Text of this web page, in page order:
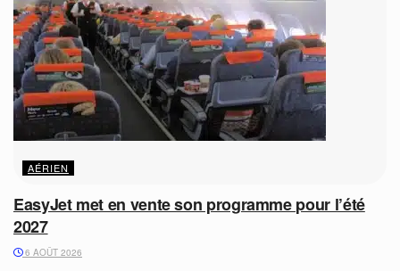
AÉRIEN
EasyJet met en vente son programme pour l’été
2027
6 AOÛT 2026